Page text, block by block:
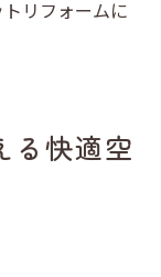
視の消臭剤
の両立実
的な住まい
える影響
リフォームに
る快適空